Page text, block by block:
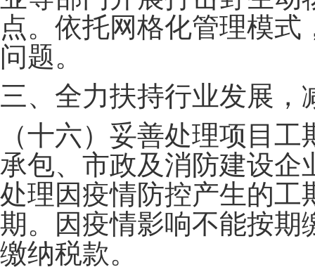
点。依托网格化管理模
问题。
三、全力扶持行业发展，
（十六）妥善处理项目
承包、市政及消防建设企
处理因疫情防控产生的工
期。因疫情影响不能按期
缴纳税款。